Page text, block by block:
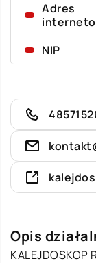
Adres
NIP
Opis
KALEJDOSKOP